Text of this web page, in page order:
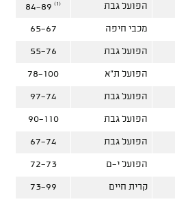
הפועל גבת 84-89 (1)
מכבי חיפה 65-67
הפועל גבת 55-76
הפועל ת"א 78-100
הפועל גבת 97-74
הפועל גבת 90-110
הפועל גבת 67-74
הפועל י-ם 72-73
קרית חיים 73-99